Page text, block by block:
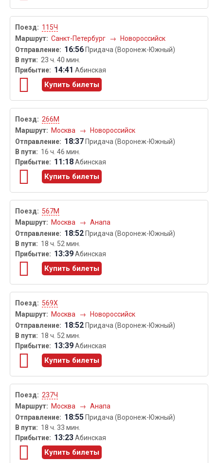
115Ч
Санкт-Петербург
→ Новороссийск
16:56 Придача (Воронеж-Южный)
23 ч. 40 мин.
14:41 Абинская
Купить билеты
266М
Москва
→ Новороссийск
18:37 Придача (Воронеж-Южный)
16 ч. 46 мин.
11:18Абинская
Купить билеты
567М
Москва
→ Анапа
18:52 Придача (Воронеж-Южный)
18 ч. 52 мин.
13:39Абинская
Купить билеты
569Х
Москва
→ Новороссийск
18:52 Придача (Воронеж-Южный)
18 ч. 52 мин.
13:39Абинская
Купить билеты
237Ч
Москва
→ Анапа
18:55 Придача (Воронеж-Южный)
18 ч. 33 мин.
13:23Абинская
Купить билеты